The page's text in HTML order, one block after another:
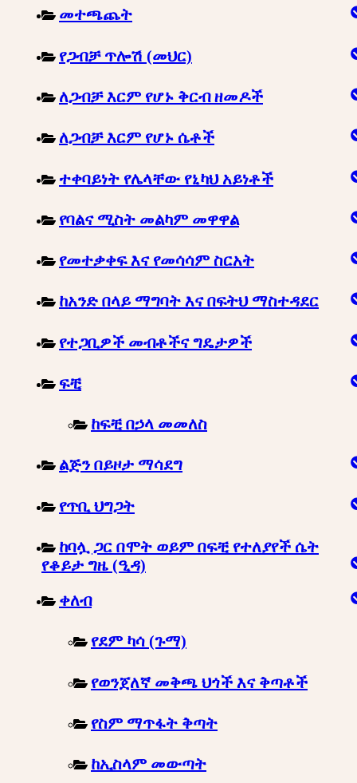
መተጫጨት
የጋብቻ ጥሎሽ (መህር)
ለጋብቻ እርም የሆኑ ቅርብ ዘመዶች
ለጋብቻ እርም የሆኑ ሴቶች
ተቀባይነት የሌላቸው የኒካህ አይነቶች
የባልና ሚስት መልካም መዋዋል
የመተቃቀፍ እና የመሳሳም ስርአት
ከአንድ በላይ ማግባት እና በፍትህ ማስተዳደር
የተጋቢዎች መብቶችና ግዴታዎች
ፍቺ
ከፍቺ በኃላ መመለስ
ልጅን በይዞታ ማሳደግ
የጥቢ ህግጋት
ከባሏ ጋር በሞት ወይም በፍቺ የተለያየች ሴት
የቆይታ ግዜ (ዒዳ)
ቀለብ
የደም ካሳ (ጉማ)
የወንጀለኛ መቅጫ ህጎች እና ቅጣቶች
የስም ማጥፋት ቅጣት
ከኢስላም መውጣት